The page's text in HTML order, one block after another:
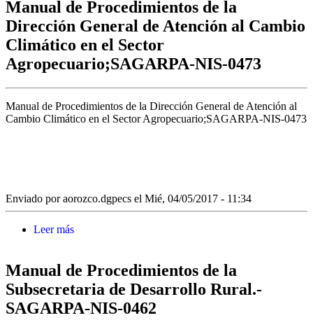
PRIORITARIAS.-SAGARPA-NIS-0399
Manual de Procedimientos de la
Dirección General de Atención al Cambio
Climático en el Sector
Agropecuario;SAGARPA-NIS-0473
Manual de Procedimientos de la Dirección General de Atención al
Cambio Climático en el Sector Agropecuario;SAGARPA-NIS-0473
Enviado poraorozco.dgpecs el Mié, 04/05/2017 - 11:34
Leer más
Manual de Procedimientos de la
Subsecretaria de Desarrollo Rural.-
SAGARPA-NIS-0462